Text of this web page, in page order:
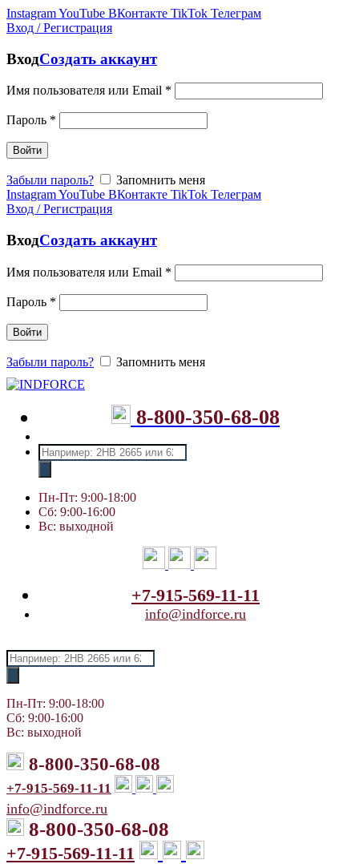
InstagramYouTube ВКонтакте TikTok Телеграм
Вход / Регистрация
ВходСоздать аккаунт
Имя пользователя или Email *
Пароль *
Войти
Забыли пароль?
Запомнить меня
InstagramYouTube ВКонтакте TikTok Телеграм
Вход / Регистрация
ВходСоздать аккаунт
Имя пользователя или Email *
Пароль *
Войти
Забыли пароль? Запомнить меня
8-800-350-68-08
Поиск
товаров
Пн-Пт: 9:00-18:00
Сб: 9:00-16:00
Вс: выходной
+7-915-569-11-11
info@indforce.ru
Поиск
товаров
Пн-Пт: 9:00-18:00
Сб: 9:00-16:00
Вс: выходной
8-800-350-68-08
+7-915-569-11-11
info@indforce.ru
8-800-350-68-08
+7-915-569-11-11